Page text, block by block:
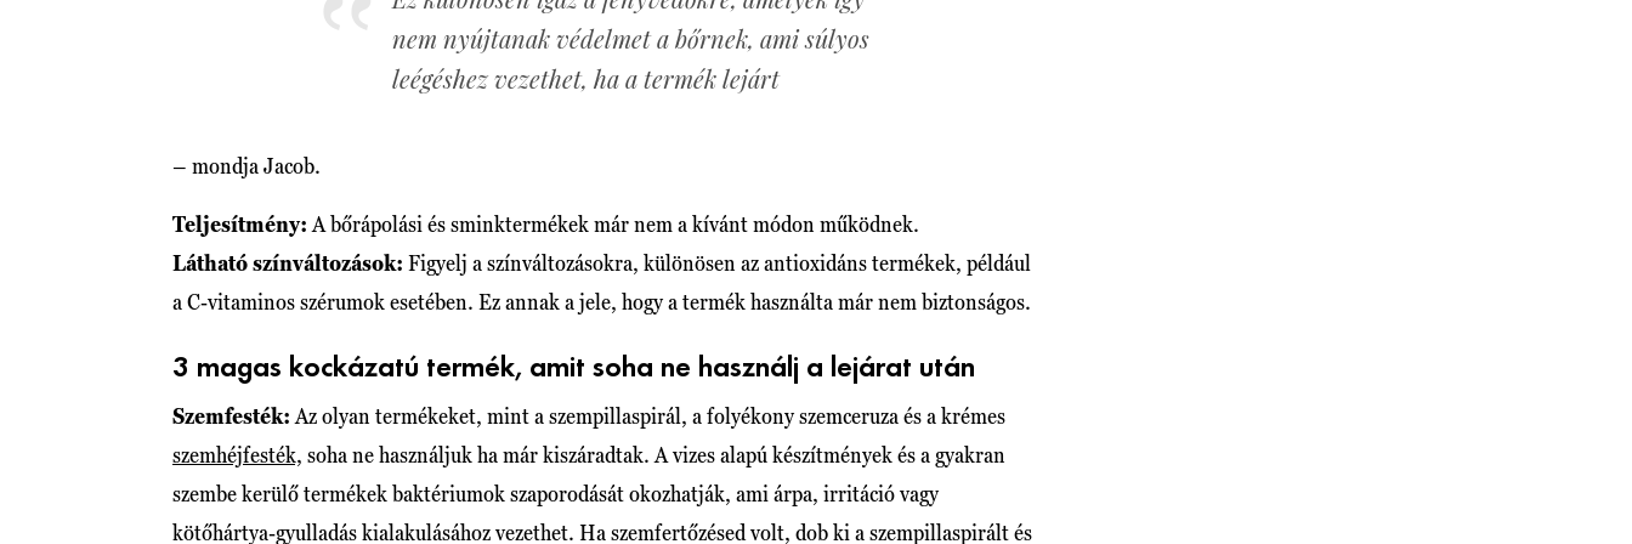
nem nyújtanak védelmet a bőrnek, ami súlyos
leégéshez vezethet, ha a termék lejárt
– mondja Jacob.
Teljesítmény: A bőrápolási és sminktermékek már nem a kívánt módon működnek.
Látható színváltozások: Figyelj a színváltozásokra, különösen az antioxidáns termékek, például
a C-vitaminos szérumok esetében. Ez annak a jele, hogy a termék használta már nem biztonságos.
3 magas kockázatú termék, amit soha ne használj a lejárat után
Szemfesték: Az olyan termékeket, mint a szempillaspirál, a folyékony szemceruza és a krémes
szemhéjfesték, soha ne használjuk ha már kiszáradtak. A vizes alapú készítmények és a gyakran
szembe kerülő termékek baktériumok szaporodását okozhatják, ami árpa, irritáció vagy
kötőhártya-gyulladás kialakulásához vezethet. Ha szemfertőzésed volt, dob ki a szempillaspirált és